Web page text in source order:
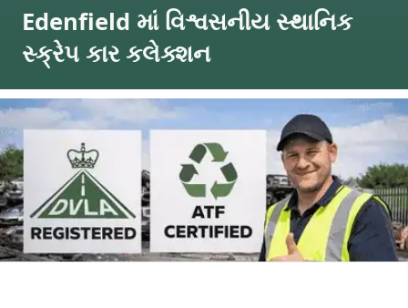
Edenfield માં વિશ્વસનીય સ્થાનિક
સ્ક્રેપ કાર કલેક્શન